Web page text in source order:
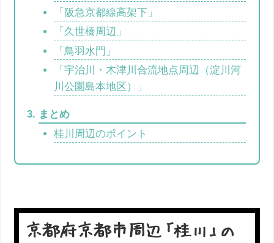
「阪急京都線高架下」
「久世橋周辺」
「鳥羽水門」
「宇治川・木津川合流地点周辺（淀川河
川公園島本地区）」
まとめ
桂川周辺のポイント
京都府京都市周辺「桂川」の